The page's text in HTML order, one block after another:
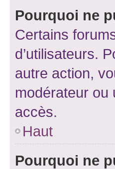
Pourquoi ne
Certains
d’utilisateurs.
autre action,
modérateur ou
accès.
Haut
Pourquoi ne